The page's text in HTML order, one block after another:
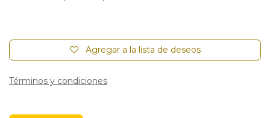
Agregar a la lista de deseos
Términos y condiciones